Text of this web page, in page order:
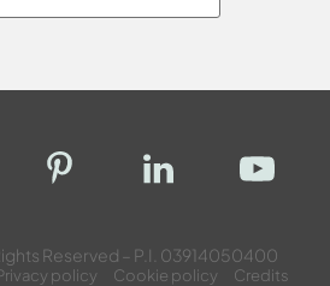
Reserved – P.I. 03914050400
policy Cookie policy Credits